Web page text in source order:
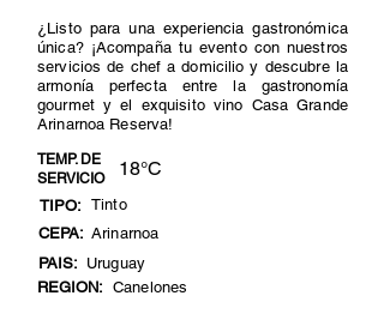
¿Listo para una experiencia gastronómica
única? ¡Acompaña tu evento con nuestros
servicios de chef a domicilio y descubre la
armonía perfecta entre la gastronomía
gourmet y el exquisito vino Casa Grande
Arinarnoa Reserva!
TEMP. DE
SERVICIO
18°C
TIPO: Tinto
CEPA: Arinarnoa
PAIS: Uruguay
REGION: Canelones